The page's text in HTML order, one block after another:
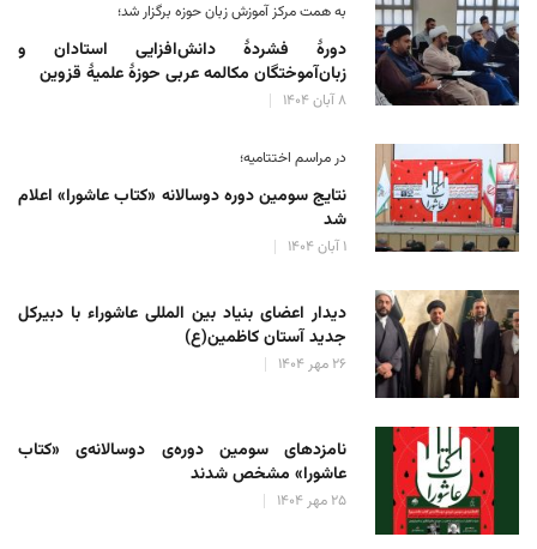
به همت مرکز آموزش زبان حوزه‌ برگزار شد؛
دورهٔ فشردهٔ دانش‌افزایی استادان و
زبان‌آموختگان مکالمه عربی حوزهٔ علمیهٔ قزوین
۸ آبان ۱۴۰۴
در مراسم اختتامیه؛
نتایج سومین دوره‌ دوسالانه‌ «کتاب عاشورا» اعلام
شد
۱ آبان ۱۴۰۴
دیدار اعضای بنیاد بین المللی عاشوراء با دبیرکل
جدید آستان کاظمین(ع)
۲۶ مهر ۱۴۰۴
نامزدهای سومین دوره‌ی دوسالانه‌ی «کتاب
عاشورا» مشخص شدند
۲۵ مهر ۱۴۰۴